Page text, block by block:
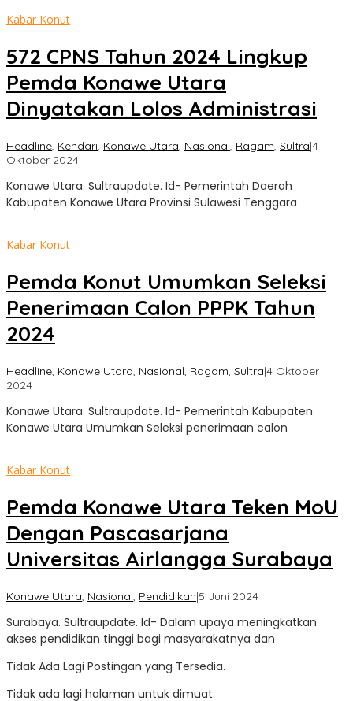
Kabar Konut
572 CPNS Tahun 2024 Lingkup
Pemda Konawe Utara
Dinyatakan Lolos Administrasi
Headline, Kendari, Konawe Utara, Nasional, Ragam, Sultra|4
Oktober 2024oleh
Update
Konawe Utara. Sultraupdate. Id- Pemerintah Daerah
Kabupaten Konawe Utara Provinsi Sulawesi Tenggara
Kabar Konut
Pemda Konut Umumkan Seleksi
Penerimaan Calon PPPK Tahun
2024
Headline, Konawe Utara, Nasional, Ragam, Sultra|4 Oktober
2024oleh
Update
Konawe Utara. Sultraupdate. Id- Pemerintah Kabupaten
Konawe Utara Umumkan Seleksi penerimaan calon
Kabar Konut
Pemda Konawe Utara Teken MoU
Dengan Pascasarjana
Universitas Airlangga Surabaya
Konawe Utara, Nasional, Pendidikan|5 Juni 2024oleh
Update
Surabaya. Sultraupdate. Id- Dalam upaya meningkatkan
akses pendidikan tinggi bagi masyarakatnya dan
Tidak Ada Lagi Postingan yang Tersedia.
Tidak ada lagi halaman untuk dimuat.